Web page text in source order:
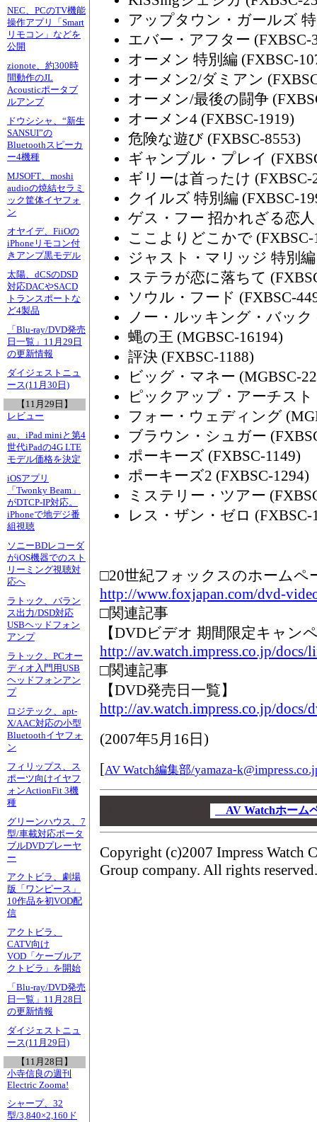
NEC、PCのTV機能
操作アプリ「Smart
リモコン」などを
公開
zionote、約300時
間動作のJL
Acousticポータブ
ルアンプ
ドウシシャ、“新生
SANSUI”の
Bluetoothスピーカ
ー4機種
MJSOFT、moshi
audioの焼結セラミ
ック筐体イヤフォ
ン
オヤイデ、FiiOの
iPhoneリモコン付
きアンプ黒モデル
太陽、dCSのDSD
対応DACやSACD
トランスポートな
ど4製品
「Blu-ray/DVD発売
日一覧」11月29日
の更新情報
ダイジェストニュ
ース(11月30日)
【11月29日】
レビュー
au、iPad miniと第4
世代iPadの4G LTE
モデル価格を決定
iOSアプリ
「Twonky Beam」
がDTCP-IP対応。
iPhoneで地デジ番
組視聴
ソニーBDレコーダ
がiOS機器でのスト
リーミング視聴対
応へ
ラトック、バラン
ス出力/DSD対応
USBヘッドフォン
アンプ
ラトック、PCオー
ディオ入門用USB
ヘッドフォンアン
プ
ロジテック、apt-
X/AAC対応の小型
Bluetoothイヤフォ
ン
フィリップス、ス
ポーツ向けイヤフ
ォンActionFit 3機
種
グリーンハウス、7
型/車載対応ポータ
ブルDVDプレーヤ
ー
アクトビラ、劇場
版「ワンピース」
10作品を初VOD配
信
アクトビラ、
CATV向け
VOD「ケーブルア
クトビラ」を開始
「Blu-ray/DVD発売
日一覧」11月28日
の更新情報
ダイジェストニュ
ース(11月29日)
【11月28日】
小寺信良の週刊
Electric Zooma!
シャープ、32
型/3,840×2,160ド
アップタウン・ガールズ
エバー・アフター (FXBSC-
オーメン 特別編 (FXBSC-
オーメン2/ダミアン
オーメン/最後の闘争
オーメン4 (FXBSC-1919)
危険な遊び (FXBSC-8553)
ギャンブル・プレイ
ギリーは首ったけ (FXBSC-
クイルズ 特別編 (FXBSC-
ゲス・フー 招かれざる恋人
ここよりどこかで (FXBSC-
ジャスト・マリッジ 特別編
ステラが恋に落ちて
ソウル・フード (FXBSC-
ノー・ルッキング・バック
蝿の王 (MGBSC-16194)
評決 (FXBSC-1188)
ビッグ・マネー (MGBSC-
ピックアップ・アーチスト
フォー・ウェディング
ブラウン・シュガー
ポーキーズ (FXBSC-1149)
ポーキーズ2 (FXBSC-1294)
ミステリー・ツアー
レス・ザン・ゼロ (FXBSC-
□20世紀フォックスのホームペ
http://www.foxjapan.com/dvd-
□関連記事
【DVDビデオ 期間限定キャン
http://av.watch.impress.co.jp/docs/
□関連記事
【DVD発売日一覧】
http://av.watch.impress.co.jp/docs/
(2007年5月16日 )
[AV Watch編集部/yamaza-
AV Watchホー
Copyright (c)2007 Impress Watch
Group company. All rights reserved.